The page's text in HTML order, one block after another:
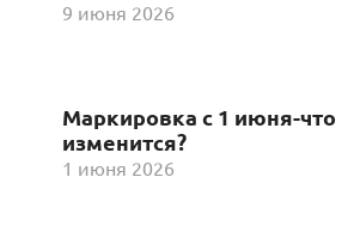
9 июня 2026
Маркировка с 1 июня-что
изменится?
1 июня 2026